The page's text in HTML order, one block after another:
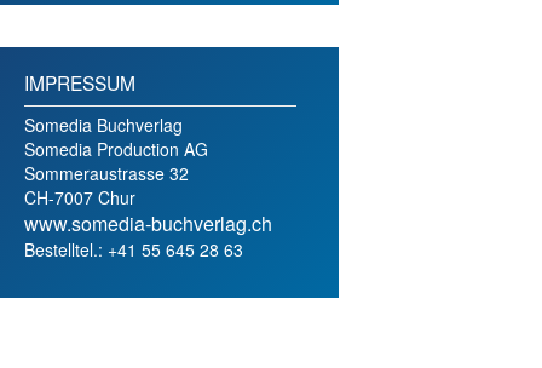
IMPRESSUM
Somedia Buchverlag
Somedia Production AG
Sommeraustrasse 32
CH-7007 Chur
www.somedia-buchverlag.ch
Bestelltel.: +41 55 645 28 63